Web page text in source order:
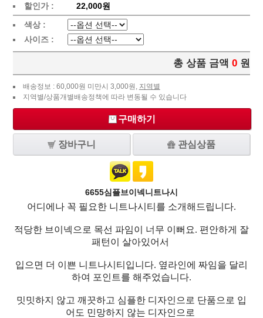
할인가 :
22,000원
색상 :
사이즈 :
총 상품 금액 0 원
배송정보 : 60,000원 미만시 3,000원, 지역별
지역별/상품개별배송정책에 따라 변동될 수 있습니다
구매하기
장바구니 관심상품
6655심플브이넥니트나시
어디에나 꼭 필요한 니트나시티를 소개해드립니다.
적당한 브이넥으로 목선 파임이 너무 이뻐요. 편안하게 잘
패턴이 살아있어서
입으면 더 이쁜 니트나시티입니다. 옆라인에 짜임을 달리
하여 포인트를 해주었습니다.
밋밋하지 않고 깨끗하고 심플한 디자인으로 단품으로 입
어도 민망하지 않는 디자인으로